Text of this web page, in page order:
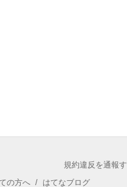
規約違反を通報
の方へ / はてなブログ